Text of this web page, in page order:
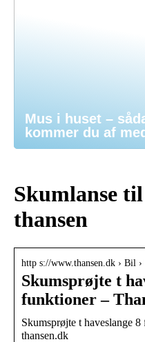
Mus i huset –
kommer du af
Skumlanse
thansen
http s://www.thansen.dk › Bil
Skumsprøjte t
funktioner –
Skumsprøjte t haveslange
thansen.dk